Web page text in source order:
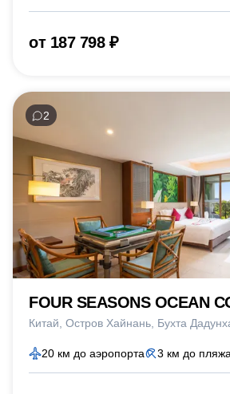
от 187 798 ₽
2
FOUR SEASONS OCEAN
Китай Остров Хайнань Бухта
20 км до аэропорта 3 км до пляжа